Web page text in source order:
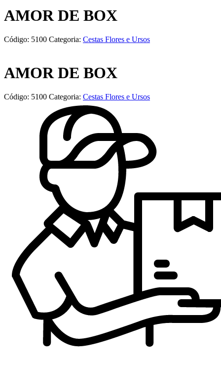
AMOR DE BOX
Código: 5100 Categoria: Cestas Flores e Ursos
AMOR DE BOX
Código: 5100 Categoria: Cestas Flores e Ursos